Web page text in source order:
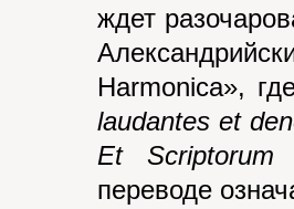
ждет
Harmonica»,
laudantes et
Et
переводе